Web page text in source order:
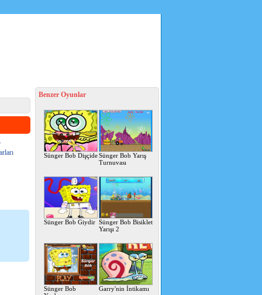
Benzer Oyunlar
Sünger Bob DişçideSünger Bob Yarış
Turnuvası
Sünger Bob Giydir Sünger Bob Bisiklet
Yarışı 2
Sünger Bob
Garry'nin İntikamı